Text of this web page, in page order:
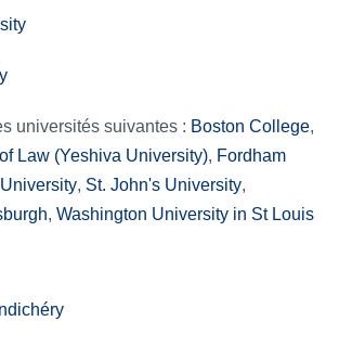
universités suivantes : Boston College,
Law (Yeshiva University), Fordham
, St. John's University,
, Washington University in St Louis